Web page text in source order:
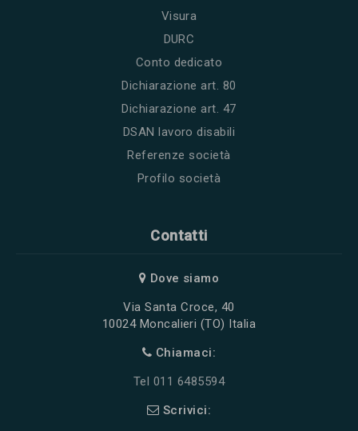
Visura
DURC
Conto dedicato
Dichiarazione art. 80
Dichiarazione art. 47
DSAN lavoro disabili
Referenze società
Profilo società
Contatti
Dove siamo
Via Santa Croce, 40
10024 Moncalieri (TO) Italia
Chiamaci:
Tel 011 6485594
Scrivici: